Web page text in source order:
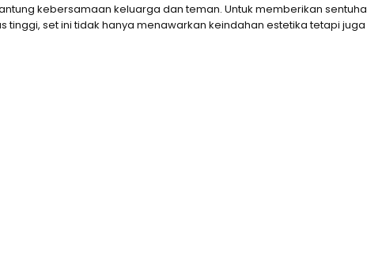
kebersamaan keluarga dan teman. Untuk memberikan
tinggi, set ini tidak hanya menawarkan keindahan estetika tetapi